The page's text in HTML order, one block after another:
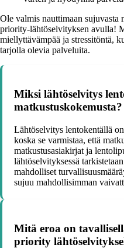
Ole valmis nauttimaan sujuvasta
priority-lähtöselvityksen avulla!
miellyttävämpää ja stressitöntä,
tarjolla olevia palveluita.
Miksi lähtöselvitys
matkustuskokemusta?
Lähtöselvitys lentokentällä
koska se varmistaa, että
matkustusasiakirjat ja
lähtöselvityksessä
mahdolliset
sujuu mahdollisimman
Mitä eroa on
priority